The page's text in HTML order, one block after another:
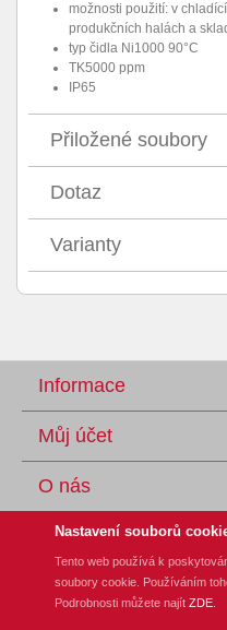
možnosti použití: v
produkčních halách a
typ čidla Ni1000 90°C
TK5000 ppm
IP65
Přiložené soubory
Dotaz
Varianty
Informace
Můj účet
O nás
REM-Technik
Nastavení souborů
Tento web používá k
soubory cookie. Používáním
Podrobnosti můžete najít ZDE